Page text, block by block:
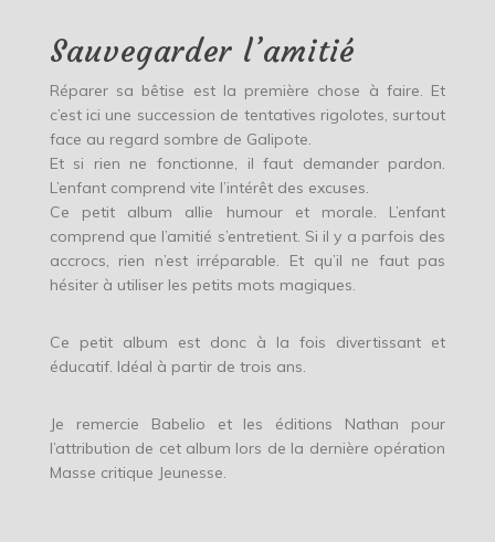
Sauvegarder l’amitié
Réparer sa bêtise est la première chose à faire. Et
c’est ici une succession de tentatives rigolotes, surtout
face au regard sombre de Galipote.
Et si rien ne fonctionne, il faut demander pardon.
L’enfant comprend vite l’intérêt des excuses.
Ce petit album allie humour et morale. L’enfant
comprend que l’amitié s’entretient. Si il y a parfois des
accrocs, rien n’est irréparable. Et qu’il ne faut pas
hésiter à utiliser les petits mots magiques.
Ce petit album est donc à la fois divertissant et
éducatif. Idéal à partir de trois ans.
Je remercie Babelio et les éditions Nathan pour
l’attribution de cet album lors de la dernière opération
Masse critique Jeunesse.